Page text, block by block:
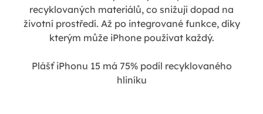
recyklovaných materiálů, co snižují dopad na
životní prostředí. Až po integrované funkce, díky
kterým může iPhone používat každý.
Plášť iPhonu 15 má 75% podíl recyklovaného
hliníku